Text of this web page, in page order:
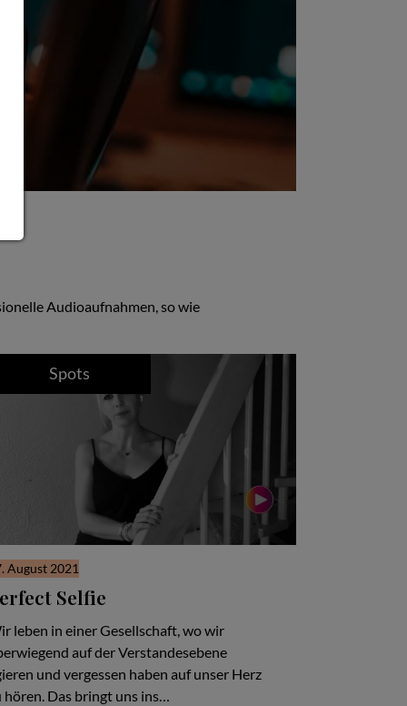
Audioaufnahmen, so wie
Spots
August 2021
Selfie
leben in einer Gesellschaft, wo wir
auf der Verstandesebene
und vergessen haben auf unser Herz
hören. Das bringt uns ins…